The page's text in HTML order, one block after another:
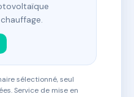
sélectionné, seul
Service de mise en